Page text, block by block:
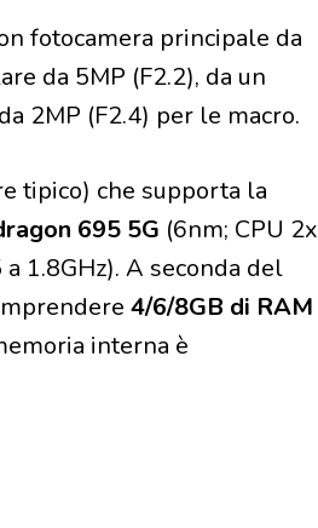
fotocamera principale da
da 5MP (F2.2), da un
2MP (F2.4) per le macro.
tipico) che supporta la
695 5G (6nm; CPU 2x
1.8GHz). A seconda del
4/6/8GB di RAM
interna è